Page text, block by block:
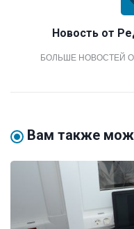
Новость от
БОЛЬШЕ НОВОСТЕЙ
Вам также